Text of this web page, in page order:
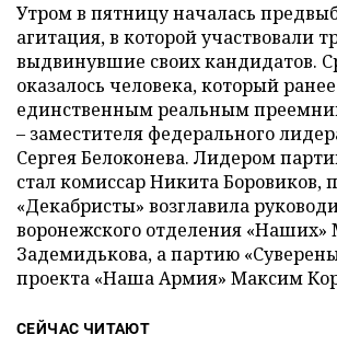
Утром в пятницу началась
агитация, в которой участвовали
выдвинувшие своих кандидатов.
оказалось человека, который
единственным реальным
– заместителя федерального
Сергея Белоконева. Лидером
стал комиссар Никита Боровиков,
«Декабристы» возглавила
воронежского отделения
Задемидькова, а партию
проекта «Наша Армия» Максим
СЕЙЧАС ЧИТАЮТ